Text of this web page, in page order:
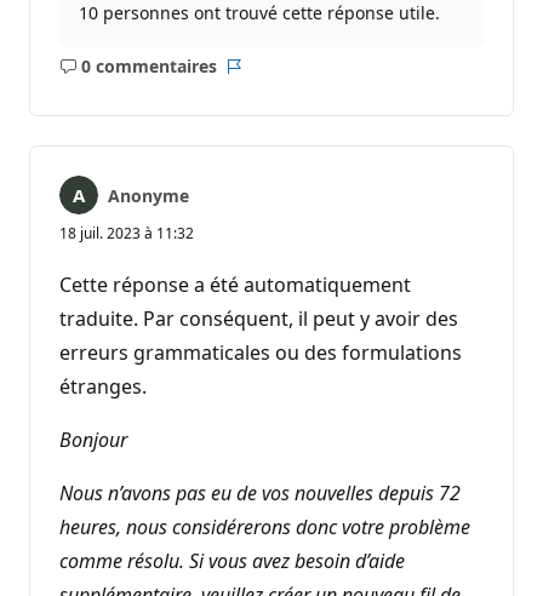
10 personnes ont trouvé cette réponse utile.
0 commentaires
Aucun
Anonyme
18 juil. 2023 à 11:32
Cette réponse a été automatiquement
traduite. Par conséquent, il peut y avoir des
erreurs grammaticales ou des formulations
étranges.
Bonjour
Nous n’avons pas eu de vos nouvelles depuis 72
heures, nous considérerons donc votre problème
comme résolu. Si vous avez besoin d’aide